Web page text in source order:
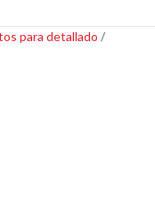
para detallado /